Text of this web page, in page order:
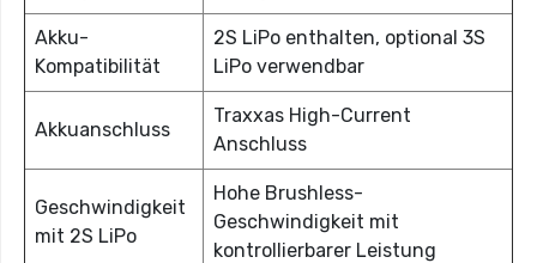
Akku-
Kompatibilität
2S LiPo enthalten, optional 3S
LiPo verwendbar
Akkuanschluss
Traxxas High-Current
Anschluss
Geschwindigkeit
mit 2S LiPo
Hohe Brushless-
Geschwindigkeit mit
kontrollierbarer Leistung